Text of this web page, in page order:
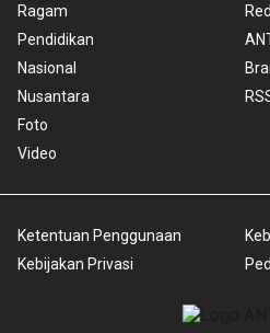
Ragam
Pendidikan
Nasional
Nusantara
Foto
Video
Ketentuan Penggunaan
Kebijakan Privasi